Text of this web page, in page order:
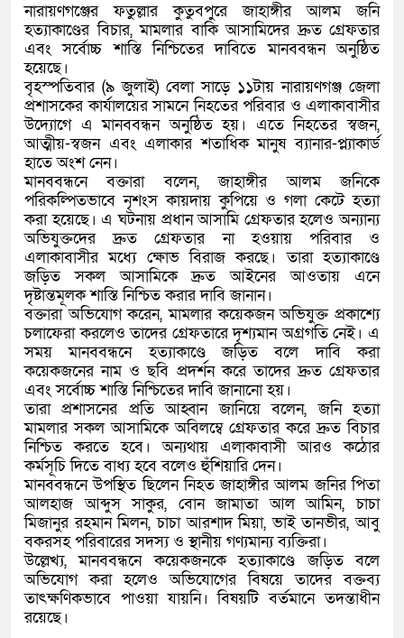
নারায়ণগঞ্জের ফতুল্লার কুতুবপুরে জাহাঙ্গীর আলম জনি
হত্যাকাণ্ডের বিচার, মামলার বাকি আসামিদের দ্রুত গ্রেফতার
এবং সর্বোচ্চ শাস্তি নিশ্চিতের দাবিতে মানববন্ধন অনুষ্ঠিত
হয়েছে।
বৃহস্পতিবার (৯ জুলাই) বেলা সাড়ে ১১টায় নারায়ণগঞ্জ জেলা
প্রশাসকের কার্যালয়ের সামনে নিহতের পরিবার ও এলাকাবাসীর
উদ্যোগে এ মানববন্ধন অনুষ্ঠিত হয়। এতে নিহতের স্বজন,
আত্মীয়-স্বজন এবং এলাকার শতাধিক মানুষ ব্যানার-প্ল্যাকার্ড
হাতে অংশ নেন।
মানববন্ধনে বক্তারা বলেন, জাহাঙ্গীর আলম জনিকে
পরিকল্পিতভাবে নৃশংস কায়দায় কুপিয়ে ও গলা কেটে হত্যা
করা হয়েছে। এ ঘটনায় প্রধান আসামি গ্রেফতার হলেও অন্যান্য
অভিযুক্তদের দ্রুত গ্রেফতার না হওয়ায় পরিবার ও
এলাকাবাসীর মধ্যে ক্ষোভ বিরাজ করছে। তারা হত্যাকাণ্ডে
জড়িত সকল আসামিকে দ্রুত আইনের আওতায় এনে
দৃষ্টান্তমূলক শাস্তি নিশ্চিত করার দাবি জানান।
বক্তারা অভিযোগ করেন, মামলার কয়েকজন অভিযুক্ত প্রকাশ্যে
চলাফেরা করলেও তাদের গ্রেফতারে দৃশ্যমান অগ্রগতি নেই। এ
সময় মানববন্ধনে হত্যাকাণ্ডে জড়িত বলে দাবি করা
কয়েকজনের নাম ও ছবি প্রদর্শন করে তাদের দ্রুত গ্রেফতার
এবং সর্বোচ্চ শাস্তি নিশ্চিতের দাবি জানানো হয়।
তারা প্রশাসনের প্রতি আহ্বান জানিয়ে বলেন, জনি হত্যা
মামলার সকল আসামিকে অবিলম্বে গ্রেফতার করে দ্রুত বিচার
নিশ্চিত করতে হবে। অন্যথায় এলাকাবাসী আরও কঠোর
কর্মসূচি দিতে বাধ্য হবে বলেও হুঁশিয়ারি দেন।
মানববন্ধনে উপস্থিত ছিলেন নিহত জাহাঙ্গীর আলম জনির পিতা
আলহাজ আব্দুস সাকুর, বোন জামাতা আল আমিন, চাচা
মিজানুর রহমান মিলন, চাচা আরশাদ মিয়া, ভাই তানভীর, আবু
বকরসহ পরিবারের সদস্য ও স্থানীয় গণ্যমান্য ব্যক্তিরা।
উল্লেখ্য, মানববন্ধনে কয়েকজনকে হত্যাকাণ্ডে জড়িত বলে
অভিযোগ করা হলেও অভিযোগের বিষয়ে তাদের বক্তব্য
তাৎক্ষণিকভাবে পাওয়া যায়নি। বিষয়টি বর্তমানে তদন্তাধীন
রয়েছে।